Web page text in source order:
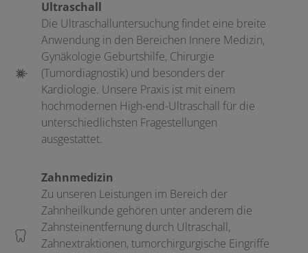
Ultraschall
Die Ultraschalluntersuchung findet eine breite
Anwendung in den Bereichen Innere Medizin,
Gynäkologie Geburtshilfe, Chirurgie
(Tumordiagnostik) und besonders der
Kardiologie. Unsere Praxis ist mit einem
hochmodernen High-end-Ultraschall für die
unterschiedlichsten Fragestellungen
ausgestattet.
Zahnmedizin
Zu unseren Leistungen im Bereich der
Zahnheilkunde gehören unter anderem die
Zahnsteinentfernung durch Ultraschall,
Zahnextraktionen, tumorchirgurgische Eingriffe